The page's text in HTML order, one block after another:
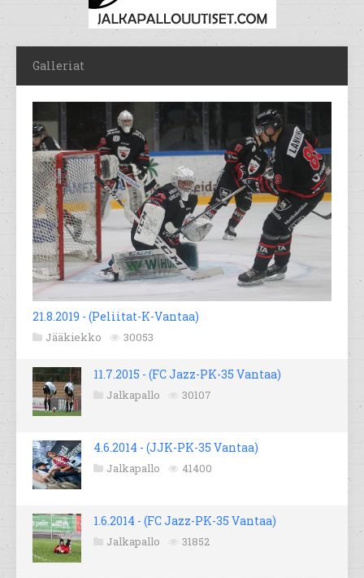
Galleriat
21.8.2019 - (Peliitat-K-Vantaa)
Jääkiekko 30053
11.7.2015 - (FC Jazz-PK-35 Vantaa)
Jalkapallo 30107
4.6.2014 - (JJK-PK-35 Vantaa)
Jalkapallo 41400
1.6.2014 - (FC Jazz-PK-35 Vantaa)
Jalkapallo 31852